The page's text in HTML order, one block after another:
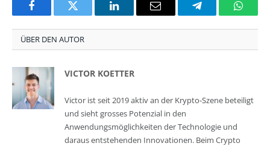
FacebookTwitter LinkedInEmail Telegram
ÜBER DEN AUTOR
VICTOR KOETTER
Victor ist seit 2019 aktiv an der Krypto-Szene beteiligt
und sieht grosses Potenzial in den
Anwendungsmöglichkeiten der Technologie und
daraus entstehenden Innovationen. Beim Crypto